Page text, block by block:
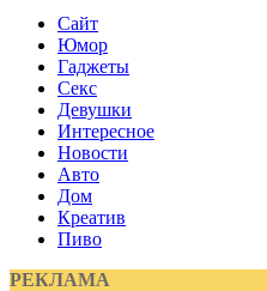
Сайт
Юмор
Гаджеты
Секс
Девушки
Интересное
Новости
Авто
Дом
Креатив
Пиво
РЕКЛАМА